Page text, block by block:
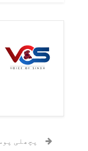
پچھلی